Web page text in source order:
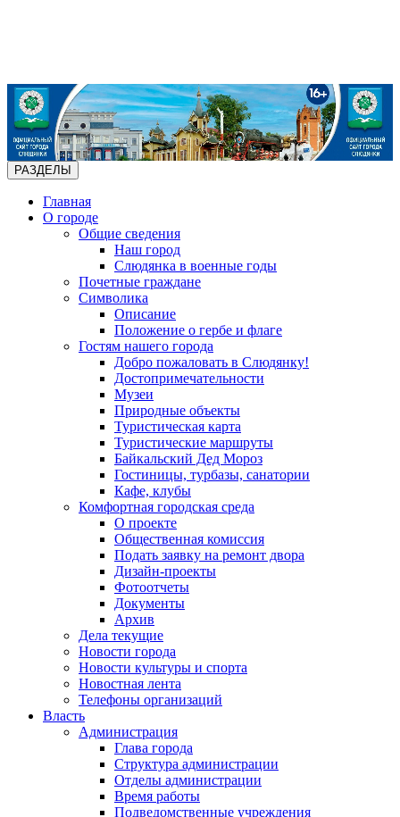
РАЗДЕЛЫ
Главная
О городе
Общие сведения
Наш город
Слюдянка в военные годы
Почетные граждане
Символика
Описание
Положение о гербе и флаге
Гостям нашего города
Добро пожаловать в Слюдянку!
Достопримечательности
Музеи
Природные объекты
Туристическая карта
Туристические маршруты
Байкальский Дед Мороз
Гостиницы, турбазы, санатории
Кафе, клубы
Комфортная городская среда
О проекте
Общественная комиссия
Подать заявку на ремонт двора
Дизайн-проекты
Фотоотчеты
Документы
Архив
Дела текущие
Новости города
Новости культуры и спорта
Новостная лента
Телефоны организаций
Власть
Администрация
Глава города
Структура администрации
Отделы администрации
Время работы
Подведомственные учреждения